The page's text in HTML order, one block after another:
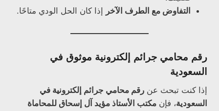
التفاوض مع الطرف الآخر
إذا كان الحل الودي متاحًا.
رقم محامي جرائم إلكترونية موثوق في
السعودية
إذا كنت تبحث عن رقم محامي جرائم إلكترونية في
السعودية، فإن مكتب الأستاذ مؤيد آل إسحاق للمحاماة